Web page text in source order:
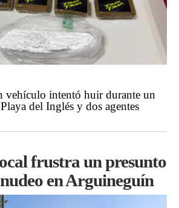
vehículo intentó huir durante un
del Inglés y dos agentes
frustra un presunto
en Arguineguín